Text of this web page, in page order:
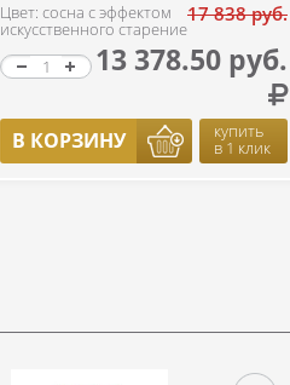
Цвет: сосна с эффектом
искусственного старение
17 838 руб.
13 378.50 руб.
В КОРЗИНУ купить
в 1 клик